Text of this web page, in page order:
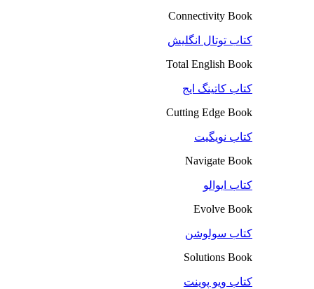
Connectivity Book
کتاب توتال انگلیش
Total English Book
کتاب کاتینگ ایج
Cutting Edge Book
کتاب نویگیت
Navigate Book
کتاب ایوالو
Evolve Book
کتاب سولوشن
Solutions Book
کتاب ویو پوینت